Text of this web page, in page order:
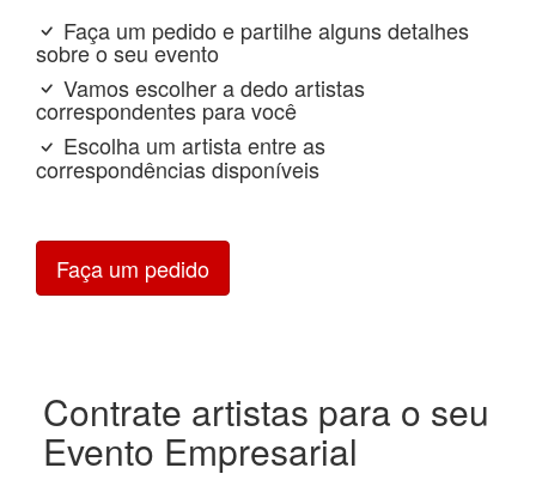
Faça um pedido e partilhe alguns detalhes
sobre o seu evento
Vamos escolher a dedo artistas
correspondentes para você
Escolha um artista entre as
correspondências disponíveis
Faça um pedido
Contrate artistas para o seu
Evento Empresarial